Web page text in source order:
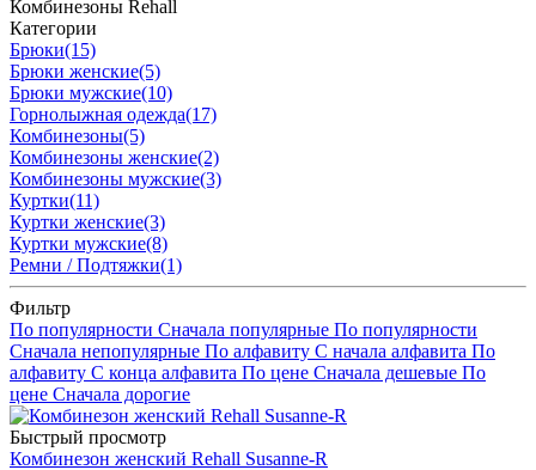
Комбинезоны Rehall
Категории
Брюки(15)
Брюки женские(5)
Брюки мужские(10)
Горнолыжная одежда(17)
Комбинезоны(5)
Комбинезоны женские(2)
Комбинезоны мужские(3)
Куртки(11)
Куртки женские(3)
Куртки мужские(8)
Ремни / Подтяжки(1)
Фильтр
По популярности Сначала популярные По популярности
Сначала непопулярные По алфавиту С начала алфавита По
алфавиту С конца алфавита По цене Сначала дешевые По
цене Сначала дорогие
Быстрый просмотр
Комбинезон женский Rehall Susanne-R